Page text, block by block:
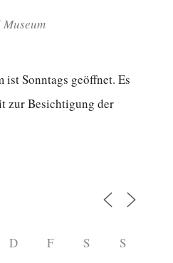
ist Sonntags geöffnet. Es
zur Besichtigung der
D F S S